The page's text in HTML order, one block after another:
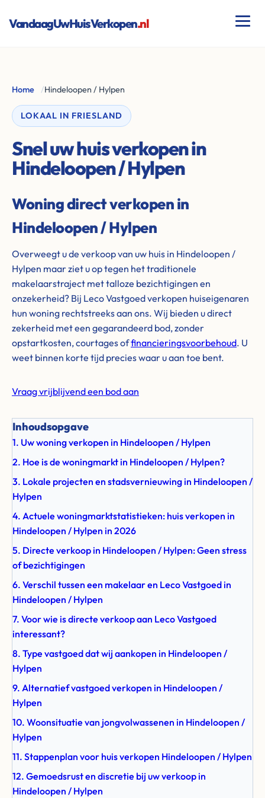
VandaagUwHuisVerkopen.nl
Home /Hindeloopen / Hylpen
LOKAAL IN FRIESLAND
Snel uw huis verkopen in
Hindeloopen / Hylpen
Woning direct verkopen in
Hindeloopen / Hylpen
Overweegt u de verkoop van uw huis in Hindeloopen /
Hylpen maar ziet u op tegen het traditionele
makelaarstraject met talloze bezichtigingen en
onzekerheid? Bij Leco Vastgoed verkopen huiseigenaren
hun woning rechtstreeks aan ons. Wij bieden u direct
zekerheid met een gegarandeerd bod, zonder
opstartkosten, courtages offinancieringsvoorbehoud. U
weet binnen korte tijd precies waar u aan toe bent.
Vraag vrijblijvend een bod aan
Inhoudsopgave
1. Uw woning verkopen in Hindeloopen / Hylpen
2. Hoe is de woningmarkt in Hindeloopen / Hylpen?
3. Lokale projecten en stadsvernieuwing in Hindeloopen /
Hylpen
4. Actuele woningmarktstatistieken: huis verkopen in
Hindeloopen / Hylpen in 2026
5. Directe verkoop in Hindeloopen / Hylpen: Geen stress
of bezichtigingen
6. Verschil tussen een makelaar en Leco Vastgoed in
Hindeloopen / Hylpen
7. Voor wie is directe verkoop aan Leco Vastgoed
interessant?
8. Type vastgoed dat wij aankopen in Hindeloopen /
Hylpen
9. Alternatief vastgoed verkopen in Hindeloopen /
Hylpen
10. Woonsituatie van jongvolwassenen in Hindeloopen /
Hylpen
11. Stappenplan voor huis verkopen Hindeloopen / Hylpen
12. Gemoedsrust en discretie bij uw verkoop in
Hindeloopen / Hylpen